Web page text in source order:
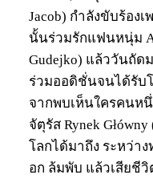
Jacob) กำลังขับร้อง
นั้นร่วมรักแฟนหนุ่ม
Gudejko) แล้ววันถัด
ร่วมออดิชั่นจนได้รับ
จากพบเห็นใครคนห
จัตุรัส Rynek
โลกได้มาถึง ระหว่า
อก ล้มพับ แล้วเสียชี